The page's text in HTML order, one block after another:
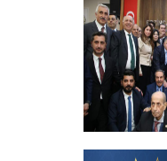
İftar